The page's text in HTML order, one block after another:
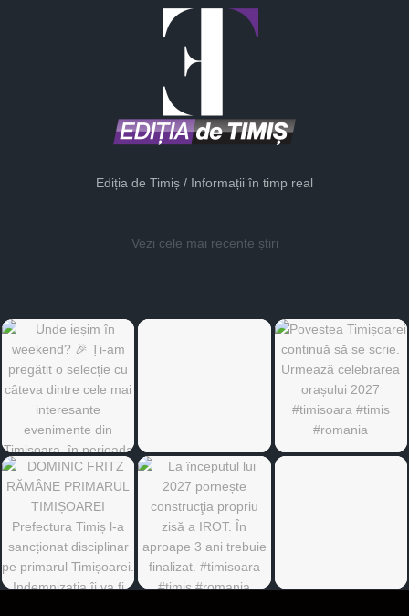
Ediția de Timiș / Informații în timp real
Vezi cele mai recente știri